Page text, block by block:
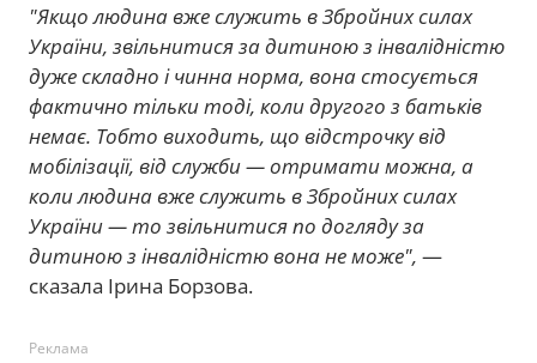
"Якщо людина вже служить в Збройних силах
України, звільнитися за дитиною з інвалідністю
дуже складно і чинна норма, вона стосується
фактично тільки тоді, коли другого з батьків
немає. Тобто виходить, що відстрочку від
мобілізації, від служби — отримати можна, а
коли людина вже служить в Збройних силах
України — то звільнитися по догляду за
дитиною з інвалідністю вона не може", —
сказала Ірина Борзова.
Реклама